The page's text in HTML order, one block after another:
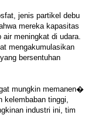
jenis partikel debu
mereka kapasitas
meningkat di udara.
mengakumulasikan
bersentuhan
mungkin memanen�
tinggi,
industri ini, tim